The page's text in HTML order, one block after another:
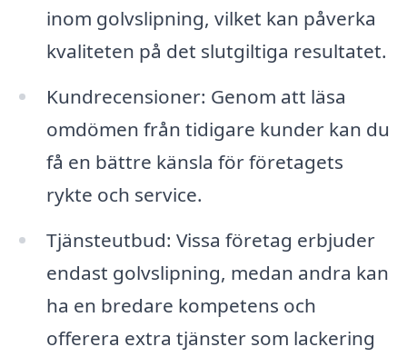
inom golvslipning, vilket kan påverka
kvaliteten på det slutgiltiga resultatet.
Kundrecensioner: Genom att läsa
omdömen från tidigare kunder kan du
få en bättre känsla för företagets
rykte och service.
Tjänsteutbud: Vissa företag erbjuder
endast golvslipning, medan andra kan
ha en bredare kompetens och
offerera extra tjänster som lackering